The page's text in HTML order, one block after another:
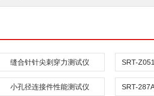
缝合针针尖刺穿力测试仪
小孔径连接件性能测试仪